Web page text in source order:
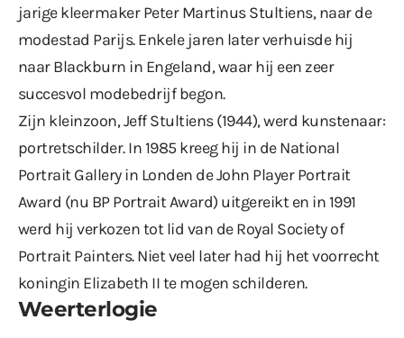
jarige kleermaker Peter Martinus Stultiens, naar de
modestad Parijs. Enkele jaren later verhuisde hij
naar Blackburn in Engeland, waar hij een zeer
succesvol modebedrijf begon.
Zijn kleinzoon, Jeff Stultiens (1944), werd kunstenaar:
portretschilder. In 1985 kreeg hij in de National
Portrait Gallery in Londen de John Player Portrait
Award (nu BP Portrait Award) uitgereikt en in 1991
werd hij verkozen tot lid van de Royal Society of
Portrait Painters. Niet veel later had hij het voorrecht
koningin Elizabeth II te mogen schilderen.
Weerterlogie